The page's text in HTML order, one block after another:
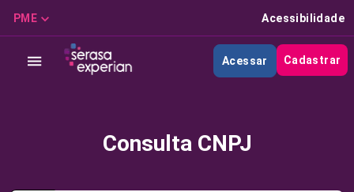
PME Acessibilidade
Acessar Cadastrar
Consulta CNPJ